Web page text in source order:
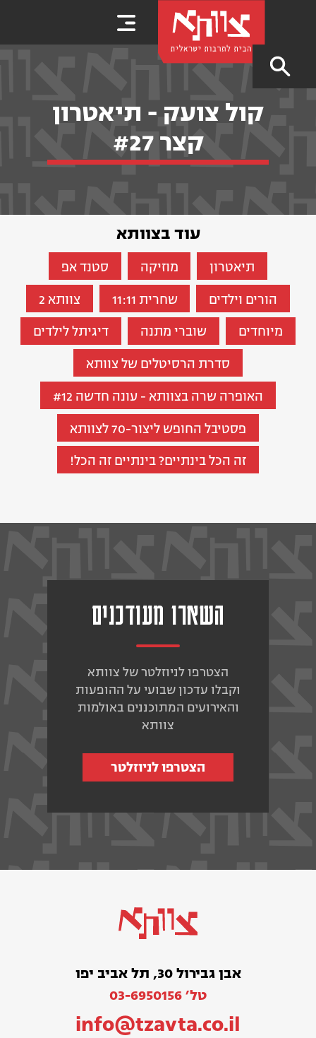
קול צועק - תיאטרון
קצר #27
עוד בצוותא
תיאטרון מוזיקה סטנד אפ
הורים וילדים שחרית 11:11 צוותא 2
מיוחדים שוברי מתנה דיגיתל לילדים
סדרת הרסיטלים של צוותא
האופרה שרה בצוותא - עונה חדשה #12
פסטיבל החופש ליצור-70 לצוותא
זה הכל בינתיים? בינתיים זה הכל!
השארו מעודכנים
הצטרפו לניוזלטר של צוותא
וקבלו עדכון שבועי על ההופעות
והאירועים המתוכננים באולמות
צוותא
הצטרפו לניוזלטר
אבן גבירול 30, תל אביב יפו
טל׳ 03-6950156
info@tzavta.co.il